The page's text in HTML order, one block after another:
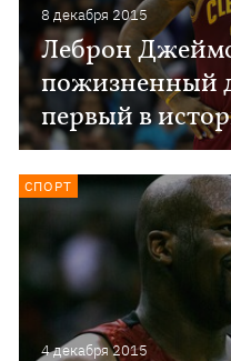
8 декабря 2015
Леброн
пожизненный
первый в
4 декабря 2015
СПОРТ